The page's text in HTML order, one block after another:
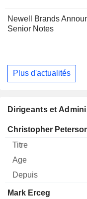
Newell Brands
Senior Notes
Plus d'actualités
Dirigeants et
Dirigeant Titre Age
Christopher
Mark Erceg